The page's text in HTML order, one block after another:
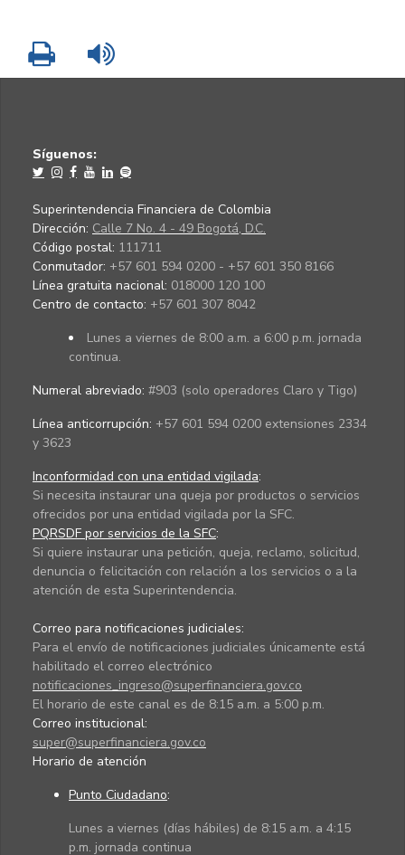
Imprimir
Síguenos:
Superintendencia Financiera de Colombia
Dirección: Calle 7 No. 4 - 49 Bogotá, D.C.
Código postal: 111711
Conmutador: +57 601 594 0200 - +57 601 350 8166
Línea gratuita nacional: 018000 120 100
Centro de contacto: +57 601 307 8042
Lunes a viernes de 8:00 a.m. a 6:00 p.m. jornada
continua.
Numeral abreviado: #903 (solo operadores Claro y Tigo)
Línea anticorrupción: +57 601 594 0200 extensiones 2334
y 3623
Inconformidad con una entidad vigilada:
Si necesita instaurar una queja por productos o servicios
ofrecidos por una entidad vigilada por la SFC.
PQRSDF por servicios de la SFC:
Si quiere instaurar una petición, queja, reclamo, solicitud,
denuncia o felicitación con relación a los servicios o a la
atención de esta Superintendencia.
Correo para notificaciones judiciales:
Para el envío de notificaciones judiciales únicamente está
habilitado el correo electrónico
notificaciones_ingreso@superfinanciera.gov.co
El horario de este canal es de 8:15 a.m. a 5:00 p.m.
Correo institucional:
super@superfinanciera.gov.co
Horario de atención
Punto Ciudadano:
Lunes a viernes (días hábiles) de 8:15 a.m. a 4:15
p.m. jornada continua